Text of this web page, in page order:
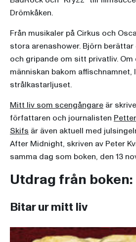
Drömkåken.
Från musikaler på Cirkus och
stora arenashower. Björn
och gripande om sitt privatliv. Om
människan bakom affischnamnet,
strålkastarljuset.
Mitt liv som scengångare är
författaren och journalisten
Skifs är även aktuell med
After Midnight, skriven av Peter
samma dag som boken, den 13
Utdrag från boken:
Bitar ur mitt liv